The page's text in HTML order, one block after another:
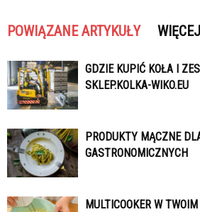
POWIĄZANE ARTYKUŁY
GDZIE KUPIĆ KOŁA I
SKLEP.KOLKA-WIKO.EU
PRODUKTY MĄCZNE
GASTRONOMICZNYCH
MULTICOOKER W